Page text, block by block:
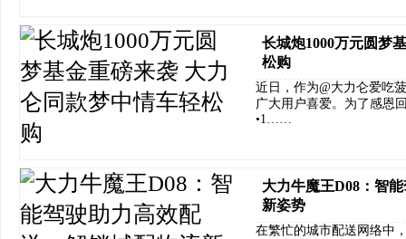
长城炮1000万元圆梦
松购
近日，作为@大力仑爱吃
广大用户喜爱。为了感恩
•1……
大力牛魔王D08：智
新姿势
在繁忙的城市配送网络中